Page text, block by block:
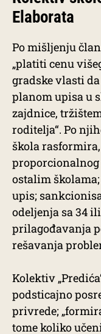
Elaborata
Po mišljenju
„platiti cenu
gradske vlasti
planom upisa u
zajdnice,
roditelja“. Po
škola
proporcionalnog
ostalim
upis;
odeljenja sa 34
prilagođavanja
rešavanja
Kolektiv
podsticajno
privrede;
tome koliko